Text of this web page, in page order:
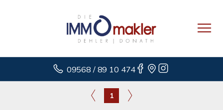
09568 / 89 10 474
1